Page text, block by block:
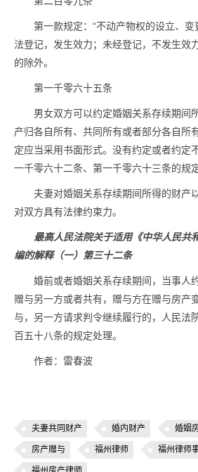
第一款规定：“不动产物权的设立、
法登记，发生效力；未经登记，不发生效
的除外。
第一千零六十五条
男女双方可以约定婚姻关系存续期间
产归各自所有、共同所有或者部分各自所
定应当采用书面形式。没有约定或者约定
一千零六十二条、第一千零六十三条的规定
夫妻对婚姻关系存续期间所得的财产
对双方具有法律约束力。
最高人民法院关于适用《中华人民共
编的解释（一）第三十二条
婚前或者婚姻关系存续期间，当事人
赠与另一方或者共有，赠与方在赠与房产
与，另一方请求判令继续履行的，人民法
百五十八条的规定处理。
作者：雷春波
夫妻共同财产 婚内财产 婚姻
房产赠与 福州律师 福州律师